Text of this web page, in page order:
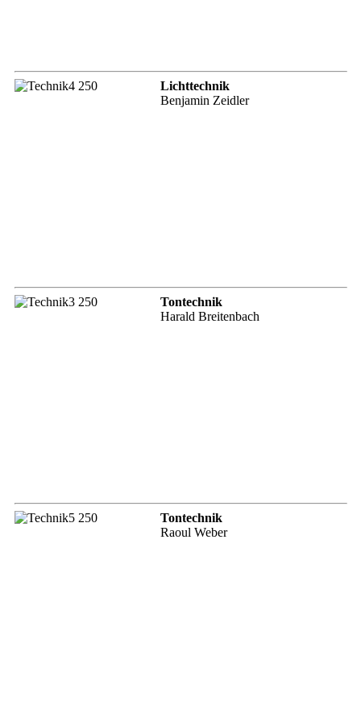
Lichttechnik
Benjamin Zeidler
Tontechnik
Harald Breitenbach
Tontechnik
Raoul Weber